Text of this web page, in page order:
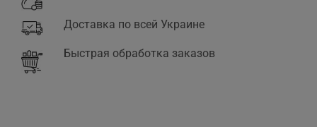
Доставка по всей Украине
Быстрая обработка заказов